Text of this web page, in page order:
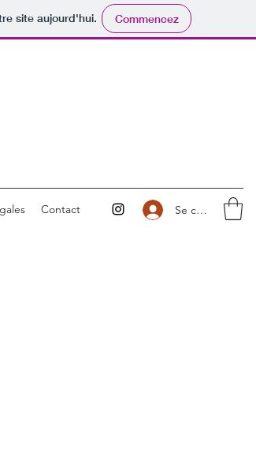
site aujourd'hui. Commencez
Contact Se connecter